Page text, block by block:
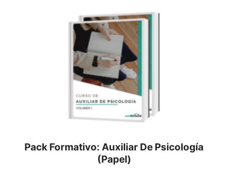
Pack Formativo: Auxiliar De Psicología
(Papel)